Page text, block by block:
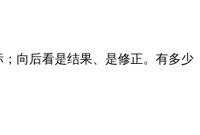
向后看是结果、是修正。有多少